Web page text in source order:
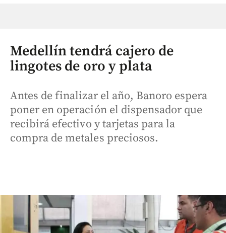
Medellín tendrá cajero de
lingotes de oro y plata
Antes de finalizar el año, Banoro espera
poner en operación el dispensador que
recibirá efectivo y tarjetas para la
compra de metales preciosos.